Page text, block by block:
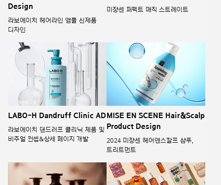
Design
라보에이치 헤어라인 앰플 신제품
디자인
미쟝센 퍼펙트 매직 스트레이트
LABO-H Dandruff Clinic AD
라보에이치 댄드러프 클리닉 제품 및
비주얼 컨셉&상세 페이지 개발
MISE EN SCENE Hair&Scalp
Product Design
2024 미쟝센 헤어앤스칼프 샴푸,
트리트먼트